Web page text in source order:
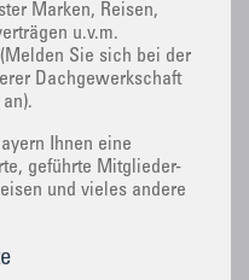
Marken, Reisen,
u.v.m.
Sie sich bei der
Dachgewerkschaft
Ihnen eine
geführte Mitglieder-
und vieles andere